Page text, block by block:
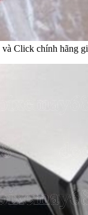
Click chính hãng